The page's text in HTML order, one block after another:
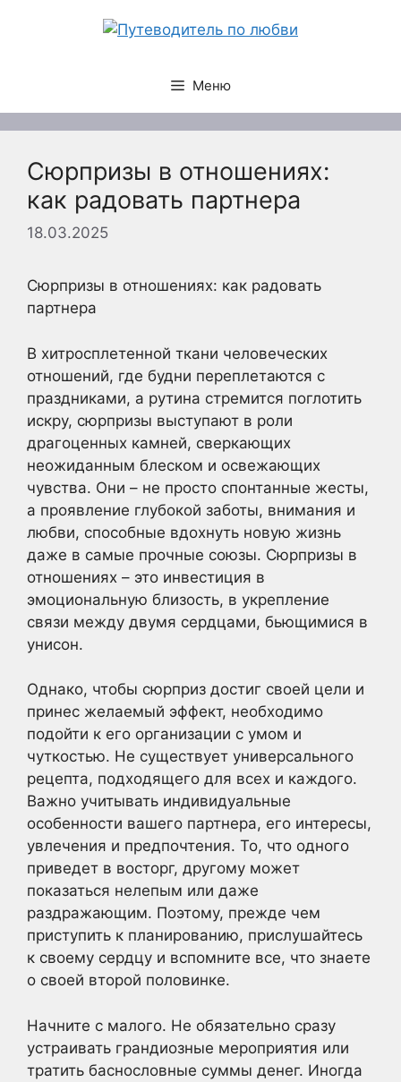
Меню
Сюрпризы в отношениях:
как радовать партнера
18.03.2025
Сюрпризы в отношениях: как радовать
партнера
В хитросплетенной ткани человеческих
отношений, где будни переплетаются с
праздниками, а рутина стремится поглотить
искру, сюрпризы выступают в роли
драгоценных камней, сверкающих
неожиданным блеском и освежающих
чувства. Они – не просто спонтанные жесты,
а проявление глубокой заботы, внимания и
любви, способные вдохнуть новую жизнь
даже в самые прочные союзы. Сюрпризы в
отношениях – это инвестиция в
эмоциональную близость, в укрепление
связи между двумя сердцами, бьющимися в
унисон.
Однако, чтобы сюрприз достиг своей цели и
принес желаемый эффект, необходимо
подойти к его организации с умом и
чуткостью. Не существует универсального
рецепта, подходящего для всех и каждого.
Важно учитывать индивидуальные
особенности вашего партнера, его интересы,
увлечения и предпочтения. То, что одного
приведет в восторг, другому может
показаться нелепым или даже
раздражающим. Поэтому, прежде чем
приступить к планированию, прислушайтесь
к своему сердцу и вспомните все, что знаете
о своей второй половинке.
Начните с малого. Не обязательно сразу
устраивать грандиозные мероприятия или
тратить баснословные суммы денег. Иногда